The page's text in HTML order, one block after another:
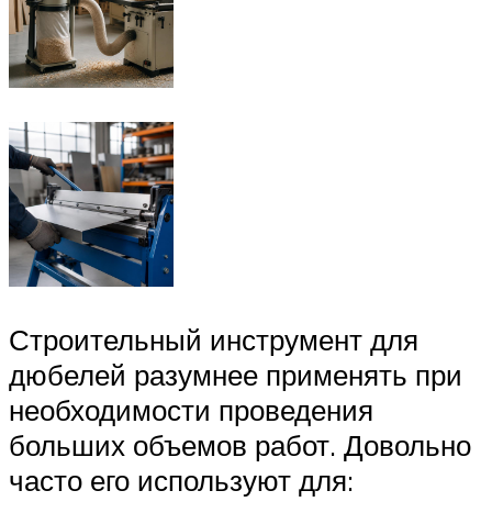
Строительный инструмент для
дюбелей разумнее применять при
необходимости проведения
больших объемов работ. Довольно
часто его используют для: